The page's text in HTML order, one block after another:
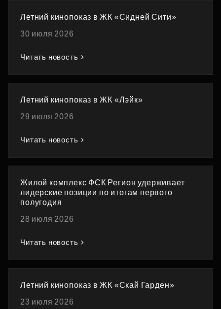
Летний кинопоказ в ЖК «Сидней Сити»
30 июля 2026
Читать новость
Летний кинопоказ в ЖК «Лэйк»
29 июля 2026
Читать новость
Жилой комплекс ФСК Регион удерживает
лидерские позиции по итогам первого
полугодия
28 июля 2026
Читать новость
Летний кинопоказ в ЖК «Скай Гарден»
23 июля 2026